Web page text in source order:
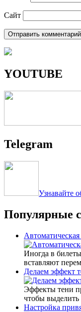
Сайт
YOUTUBE
Telegram
Узнавайте
Популярные
Иногда в
вставляют
Делаем эффект
Эффекты тени
чтобы
Настройка